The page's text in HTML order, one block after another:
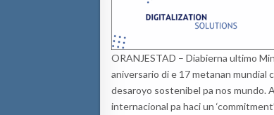
ORANJESTAD – Diabierna ultimo
aniversario di e 17 metanan mundial
desaroyo sostenibel pa nos mundo.
internacional pa haci un